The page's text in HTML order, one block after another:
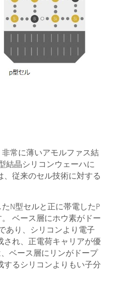
常に薄いアモルファス結
結晶シリコンウェーハに
従来のセル技術に対する
N型セルと正に帯電したP
ベース層にホウ素がドー
あり、シリコンより電子
され、正電荷キャリアが優
ベース層にリンがドープ
するシリコンよりもい子分